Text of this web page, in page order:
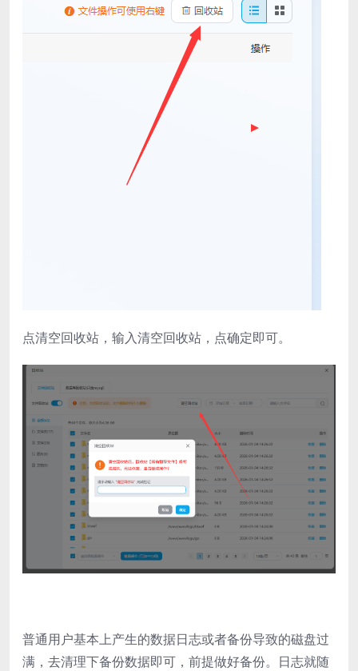
点清空回收站，输入清空回收站，点确定即可。
普通用户基本上产生的数据日志或者备份导致的磁盘过
满，去清理下备份数据即可，前提做好备份。日志就随